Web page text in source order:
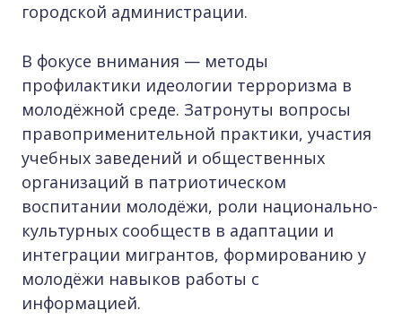
городской администрации.
В фокусе внимания — методы
профилактики идеологии терроризма в
молодёжной среде. Затронуты вопросы
правоприменительной практики, участия
учебных заведений и общественных
организаций в патриотическом
воспитании молодёжи, роли национально-
культурных сообществ в адаптации и
интеграции мигрантов, формированию у
молодёжи навыков работы с
информацией.